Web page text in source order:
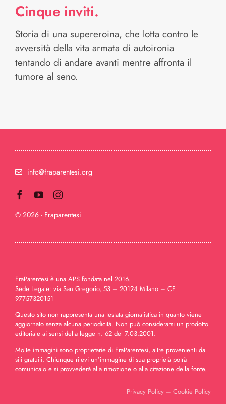
Cinque inviti.
Storia di una supereroina, che lotta contro le
avversità della vita armata di autoironia
tentando di andare avanti mentre affronta il
tumore al seno.
info@fraparentesi.org
© 2026 - Fraparentesi
FraParentesi è una APS fondata nel 2016.
Sede Legale: via San Gregorio, 53 – 20124 Milano – CF
97757320151
Questo sito non rappresenta una testata giornalistica in quanto viene
aggiornato senza alcuna periodicità. Non può considerarsi un prodotto
editoriale ai sensi della legge n. 62 del 7.03.2001.
Molte immagini sono proprietarie di FraParentesi, altre provenienti da
siti gratuiti. Chiunque rilevi un’immagine di sua proprietà potrà
comunicalo e si provvederà alla rimozione o alla citazione della fonte.
Privacy Policy –Cookie Policy